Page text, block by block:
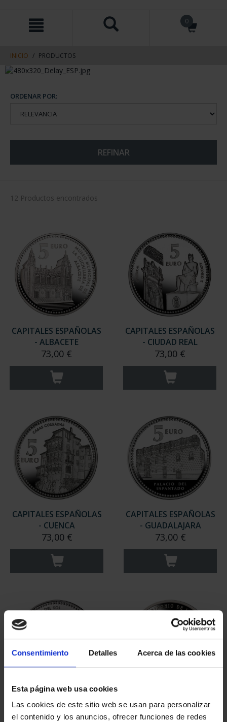
Consentimiento Detalles Acerca de las cookies
Esta página web usa cookies
Las cookies de este sitio web se usan para personalizar
el contenido y los anuncios, ofrecer funciones de redes
contenido
navegacin
0
INICIO PRODUCTOS
ORDENAR POR:
REFINAR
12 Productos encontrados
CAPITALES ESPAÑOLAS
- ALBACETE
73,00 €
CAPITALES ESPAÑOLAS
- CIUDAD REAL
73,00 €
CAPITALES ESPAÑOLAS
- CUENCA
73,00 €
CAPITALES ESPAÑOLAS
- GUADALAJARA
73,00 €
- TOLEDO
II - CUENCA